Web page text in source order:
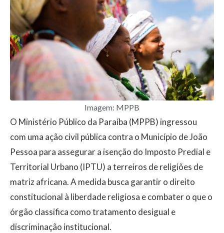
Imagem: MPPB
O Ministério Público da Paraíba (MPPB) ingressou
com uma ação civil pública contra o Município de João
Pessoa para assegurar a isenção do Imposto Predial e
Territorial Urbano (IPTU) a terreiros de religiões de
matriz africana. A medida busca garantir o direito
constitucional à liberdade religiosa e combater o que o
órgão classifica como tratamento desigual e
discriminação institucional.